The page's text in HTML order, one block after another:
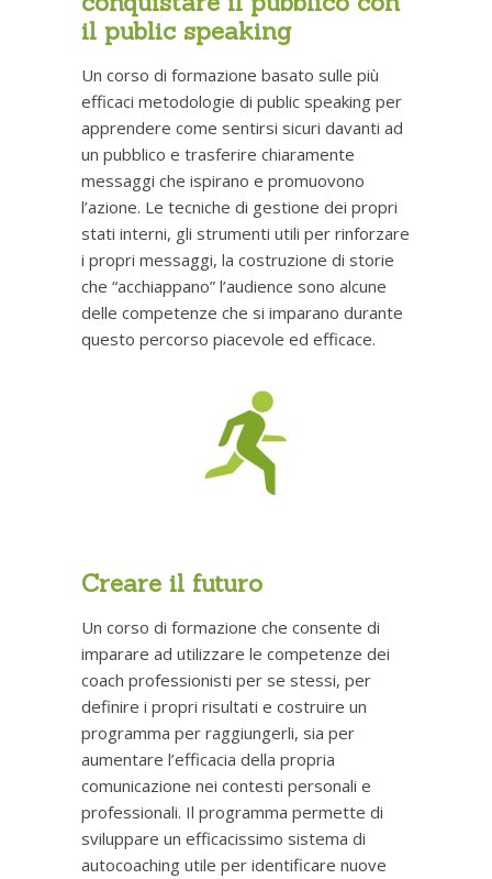
il public speaking
Un corso di formazione basato sulle più
efficaci metodologie di public speaking per
apprendere come sentirsi sicuri davanti ad
un pubblico e trasferire chiaramente
messaggi che ispirano e promuovono
l’azione. Le tecniche di gestione dei propri
stati interni, gli strumenti utili per rinforzare
i propri messaggi, la costruzione di storie
che “acchiappano” l’audience sono alcune
delle competenze che si imparano durante
questo percorso piacevole ed efficace.
Creare il futuro
Un corso di formazione che consente di
imparare ad utilizzare le competenze dei
coach professionisti per se stessi, per
definire i propri risultati e costruire un
programma per raggiungerli, sia per
aumentare l’efficacia della propria
comunicazione nei contesti personali e
professionali. Il programma permette di
sviluppare un efficacissimo sistema di
autocoaching utile per identificare nuove